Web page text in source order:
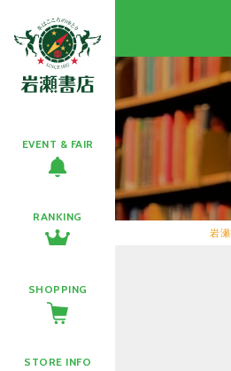
EVENT & FAIR
RANKING
SHOPPING
STORE INFO
岩